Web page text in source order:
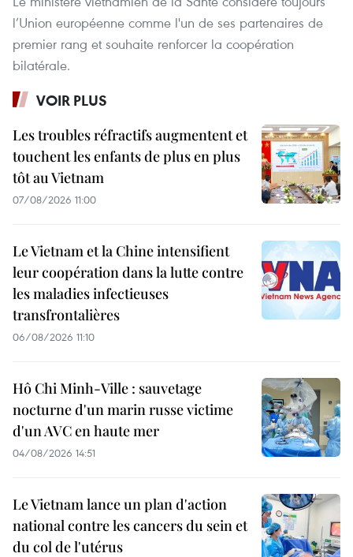
l’Union européenne comme l'un de ses partenaires de
premier rang et souhaite renforcer la coopération
bilatérale.
VOIR PLUS
Les troubles réfractifs augmentent et
touchent les enfants de plus en plus
tôt au Vietnam
07/08/2026 11:00
Le Vietnam et la Chine intensifient
leur coopération dans la lutte contre
les maladies infectieuses
transfrontalières
06/08/2026 11:10
Hô Chi Minh-Ville : sauvetage
nocturne d'un marin russe victime
d'un AVC en haute mer
04/08/2026 14:51
Le Vietnam lance un plan d'action
national contre les cancers du sein et
du col de l'utérus